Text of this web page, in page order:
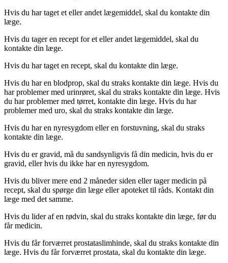
Hvis du har taget et eller andet lægemiddel, skal du kontakte din
læge.
Hvis du tager en recept for et eller andet lægemiddel, skal du
kontakte din læge.
Hvis du har taget en recept, skal du kontakte din læge.
Hvis du har en blodprop, skal du straks kontakte din læge. Hvis du
har problemer med urinrøret, skal du straks kontakte din læge. Hvis
du har problemer med tørret, kontakte din læge. Hvis du har
problemer med uro, skal du straks kontakte din læge.
Hvis du har en nyresygdom eller en forstuvning, skal du straks
kontakte din læge.
Hvis du er gravid, må du sandsynligvis få din medicin, hvis du er
gravid, eller hvis du ikke har en nyresygdom.
Hvis du bliver mere end 2 måneder siden eller tager medicin på
recept, skal du spørge din læge eller apoteket til råds. Kontakt din
læge med det samme.
Hvis du lider af en rødvin, skal du straks kontakte din læge, før du
får medicin.
Hvis du får forværret prostataslimhinde, skal du straks kontakte din
læge. Hvis du får forværret prostata, skal du kontakte din læge.